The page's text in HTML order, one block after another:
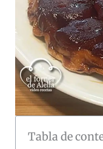
Tabla de